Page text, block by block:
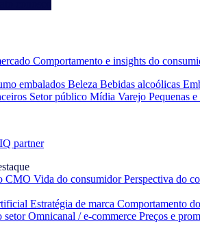
Comportamento e insights do
embalados Beleza Bebidas alcoólicas
Setor público Mídia Varejo Pequenas
partner
CMO Vida do consumidor Perspectiva do
Estratégia de marca Comportamento
setor Omnicanal / e‑commerce Preços e